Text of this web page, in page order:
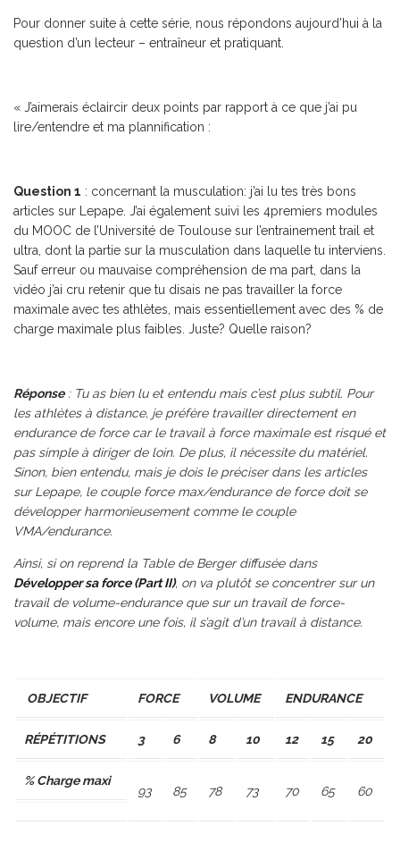
Pour donner suite à cette série, nous répondons aujourd’hui à la
question d’un lecteur – entraîneur et pratiquant.
« J’aimerais éclaircir deux points par rapport à ce que j’ai pu
lire/entendre et ma plannification :
Question 1 : concernant la musculation: j’ai lu tes très bons
articles sur Lepape. J’ai également suivi les 4premiers modules
du MOOC de l’Université de Toulouse sur l’entrainement trail et
ultra, dont la partie sur la musculation dans laquelle tu interviens.
Sauf erreur ou mauvaise compréhension de ma part, dans la
vidéo j’ai cru retenir que tu disais ne pas travailler la force
maximale avec tes athlètes, mais essentiellement avec des % de
charge maximale plus faibles. Juste? Quelle raison?
Réponse: Tu as bien lu et entendu mais c’est plus subtil. Pour
les athlètes à distance, je préfère travailler directement en
endurance de force car le travail à force maximale est risqué et
pas simple à diriger de loin. De plus, il nécessite du matériel.
Sinon, bien entendu, mais je dois le préciser dans les articles
sur Lepape, le couple force max/endurance de force doit se
développer harmonieusement comme le couple
VMA/endurance.
Ainsi, si on reprend la Table de Berger diffusée dans
Développer sa force (Part II), on va plutôt se concentrer sur un
travail de volume-endurance que sur un travail de force-
volume, mais encore une fois, il s’agit d’un travail à distance.
OBJECTIF FORCE VOLUME ENDURANCE
RÉPÉTITIONS 3 6 8 10 12 15 20
% Charge maxi
93 85 78 73 70 65 60